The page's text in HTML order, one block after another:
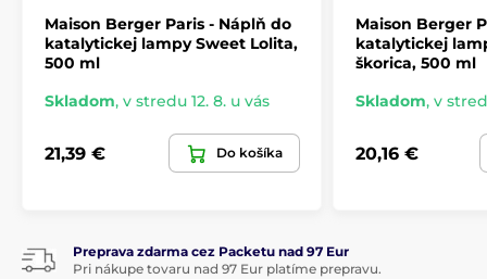
Maison Berger Paris - Náplň do
katalytickej lampy Sweet Lolita,
500 ml
Skladom, v stredu 12. 8. u vás
21,39 € Do košíka
Maison Berger
katalytickej
škorica, 500 ml
Skladom, v
20,16 €
Preprava zdarma cez Packetu nad 97 Eur
Pri nákupe tovaru nad 97 Eur platíme prepravu.